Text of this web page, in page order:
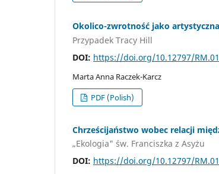
Okolico-zwrotność jako
Przypadek Tracy Hill
DOI: https://doi.org/10.12797/
Marta Anna Raczek-Karcz
PDF (Polish)
Chrześcijaństwo wobec relacji
„Ekologia" św. Franciszka z Asyżu
DOI: https://doi.org/10.12797/